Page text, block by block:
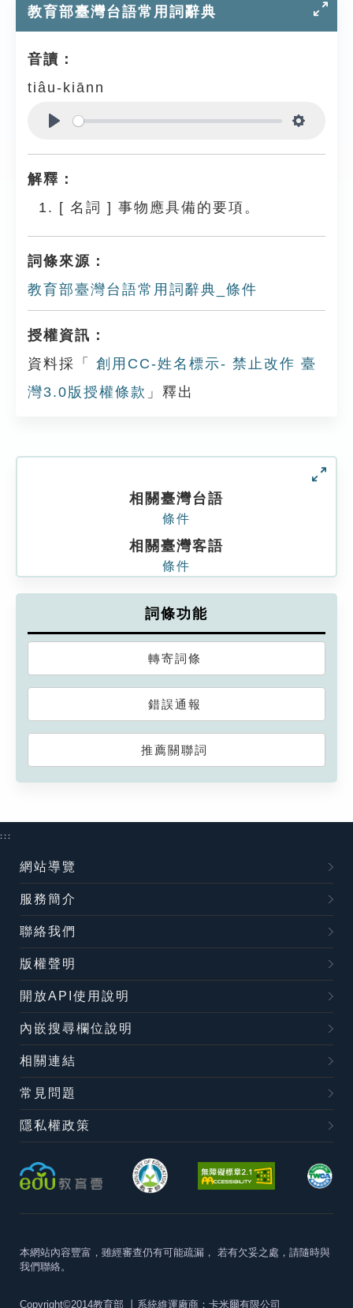
教育部臺灣台語常用詞辭典
音讀：
tiâu-kiānn
解釋：
[ 名詞 ] 事物應具備的要項。
詞條來源：
教育部臺灣台語常用詞辭典_條件
授權資訊：
資料採「
創用CC-姓名標示- 禁止改作 臺
灣3.0版授權條款 」釋出
相關臺灣台語
條件
相關臺灣客語
條件
詞條功能
轉寄詞條
錯誤通報
推薦關聯詞
:::
網站導覽
服務簡介
聯絡我們
版權聲明
開放API使用說明
內嵌搜尋欄位說明
相關連結
常見問題
隱私權政策
本網站內容豐富，雖經審查仍有可能疏漏， 若有欠妥之處，請隨時與
我們聯絡。
Copyright©2014教育部 丨系統維運廠商：卡米爾有限公司